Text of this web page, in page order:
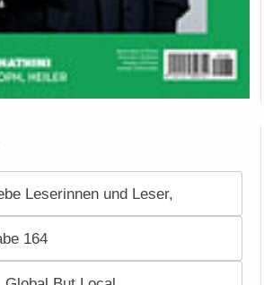
Leserinnen und Leser,
164